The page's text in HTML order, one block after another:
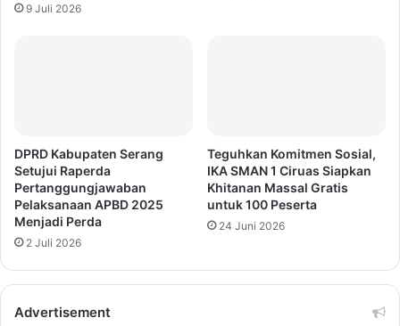
9 Juli 2026
DPRD Kabupaten Serang
Setujui Raperda
Pertanggungjawaban
Pelaksanaan APBD 2025
Menjadi Perda
2 Juli 2026
Teguhkan Komitmen Sosial,
IKA SMAN 1 Ciruas Siapkan
Khitanan Massal Gratis
untuk 100 Peserta
24 Juni 2026
Advertisement